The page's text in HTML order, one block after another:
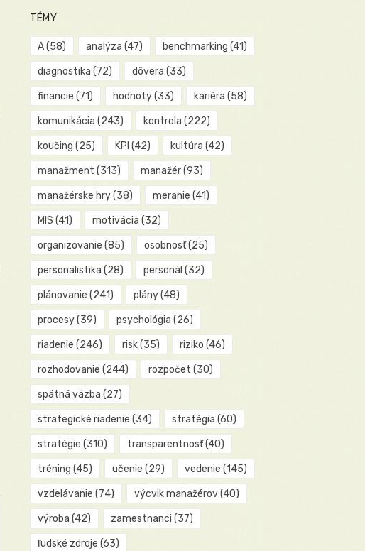
TÉMY
A(58) analýza (47) benchmarking (41)
diagnostika (72) dôvera (33)
financie (71) hodnoty(33) kariéra (58)
komunikácia (243) kontrola (222)
koučing (25) KPI (42) kultúra (42)
manažment (313) manažér(93)
manažérske hry(38) meranie (41)
MIS (41) motivácia (32)
organizovanie (85) osobnosť(25)
personalistika (28) personál (32)
plánovanie (241) plány(48)
procesy(39) psychológia (26)
riadenie (246) risk(35) riziko (46)
rozhodovanie (244) rozpočet (30)
spätná väzba (27)
strategické riadenie (34) stratégia (60)
stratégie (310) transparentnosť(40)
tréning (45) učenie (29) vedenie (145)
vzdelávanie (74) výcvik manažérov(40)
výroba (42) zamestnanci (37)
ľudské zdroje (63)